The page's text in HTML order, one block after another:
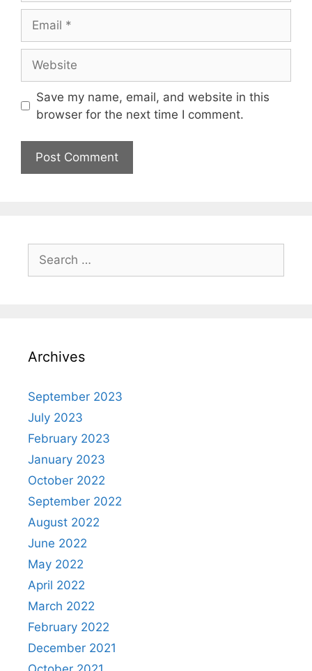
Save my name, email, and website in this
browser for the next time I comment.
Archives
September 2023
July 2023
February 2023
January 2023
October 2022
September 2022
August 2022
June 2022
May 2022
April 2022
March 2022
February 2022
December 2021